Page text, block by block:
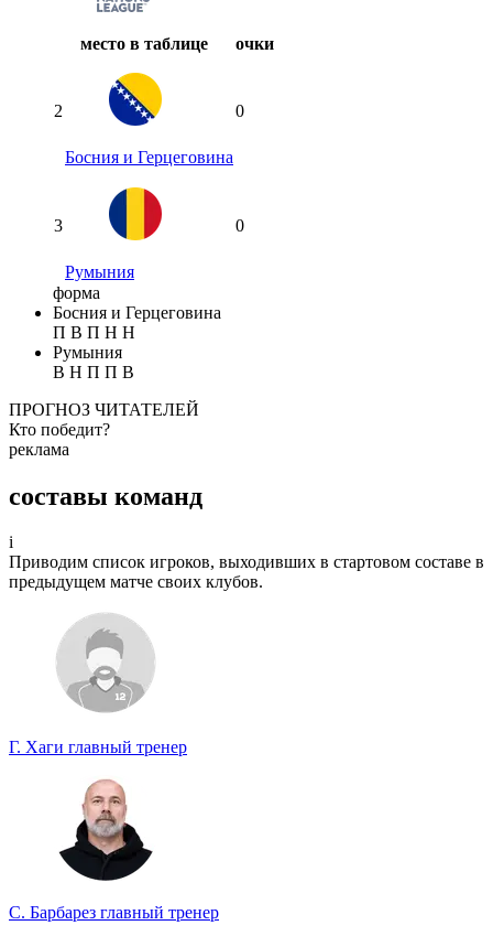
место в таблице очки
2
Босния и Герцеговина
0
3
Румыния
0
форма
Босния и Герцеговина
П В П Н Н
Румыния
В Н П П В
ПРОГНОЗ ЧИТАТЕЛЕЙ
Кто победит?
Участвуйте в турнире прогнозистов и получайте классные
призы!
Турнир прогнозистов
реклама
составы команд
i
Приводим список игроков, выходивших в стартовом составе в
предыдущем матче своих клубов.
Г. Хаги главный тренер
С. Барбарез главный тренер